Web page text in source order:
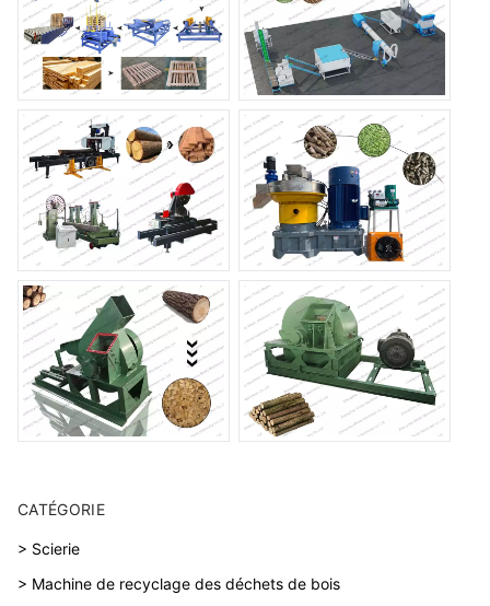
CATÉGORIE
> Scierie
> Machine de recyclage des déchets de bois